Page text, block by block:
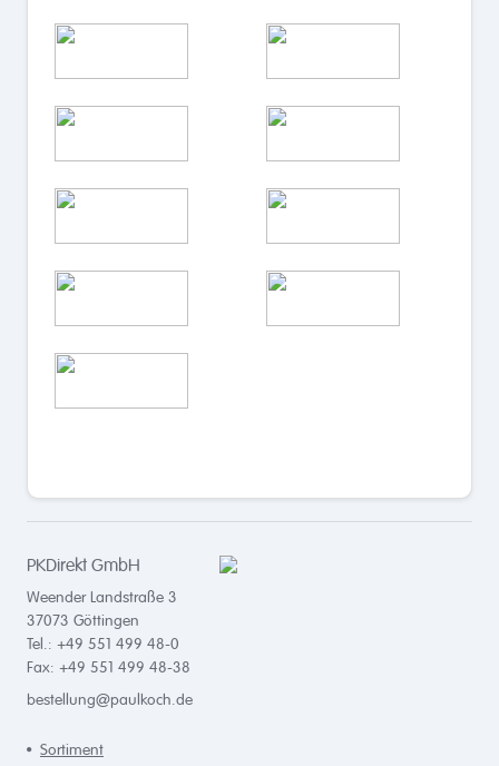
PKDirekt GmbH
Weender Landstraße 3
37073 Göttingen
Tel.: +49 551 499 48-0
Fax: +49 551 499 48-38
bestellung@paulkoch.de
Sortiment